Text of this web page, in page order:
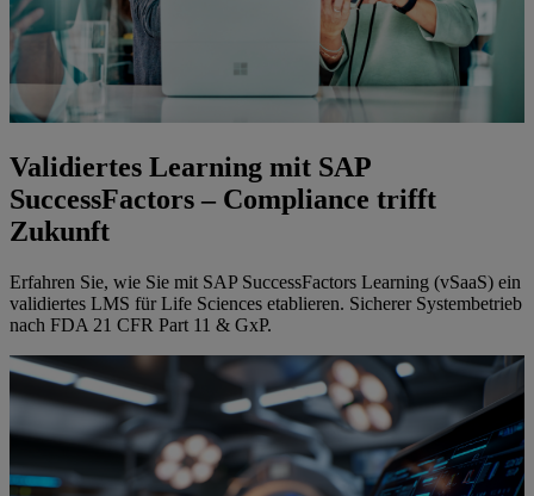
Validiertes Learning mit SAP
SuccessFactors – Compliance trifft
Zukunft
Erfahren Sie, wie Sie mit SAP SuccessFactors Learning (vSaaS) ein
validiertes LMS für Life Sciences etablieren. Sicherer Systembetrieb
nach FDA 21 CFR Part 11 & GxP.